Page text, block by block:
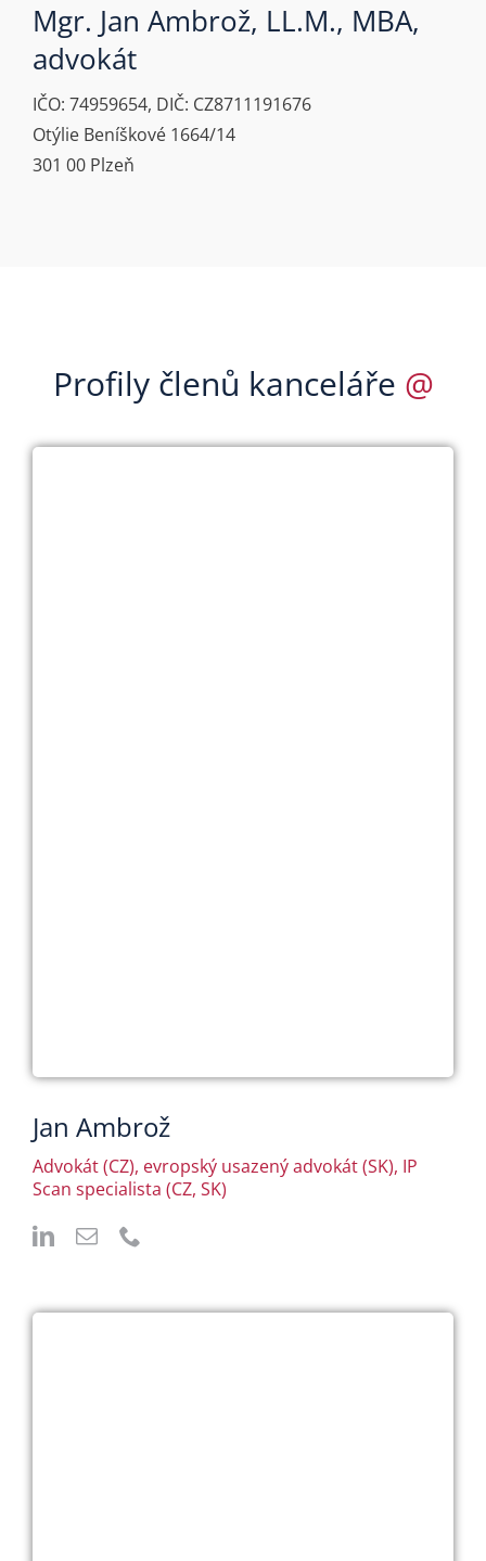
Mgr. Jan Ambrož, LL.M., MBA,
advokát
IČO: 74959654, DIČ: CZ8711191676
Otýlie Beníškové 1664/14
301 00 Plzeň
Profily členů kanceláře @
Jan Ambrož
Advokát (CZ), evropský usazený advokát (SK), IP
Scan specialista (CZ, SK)